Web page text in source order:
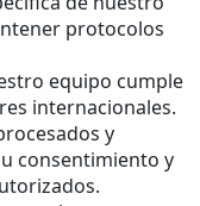
protocolos
equipo cumple
internacionales.
y
consentimiento y